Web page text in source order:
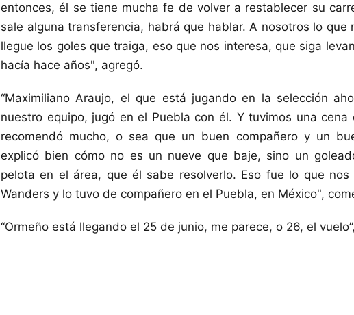
entonces, él se tiene mucha fe de volver a restablecer su
sale alguna transferencia, habrá que hablar. A nosotros lo que
llegue los goles que traiga, eso que nos interesa, que siga
hacía hace años", agregó.
“Maximiliano Araujo, el que está jugando en la selección
nuestro equipo, jugó en el Puebla con él. Y tuvimos una cena
recomendó mucho, o sea que un buen compañero y un
explicó bien cómo no es un nueve que baje, sino un
pelota en el área, que él sabe resolverlo. Eso fue lo que
Wanders y lo tuvo de compañero en el Puebla, en México",
“Ormeño está llegando el 25 de junio, me parece, o 26, el